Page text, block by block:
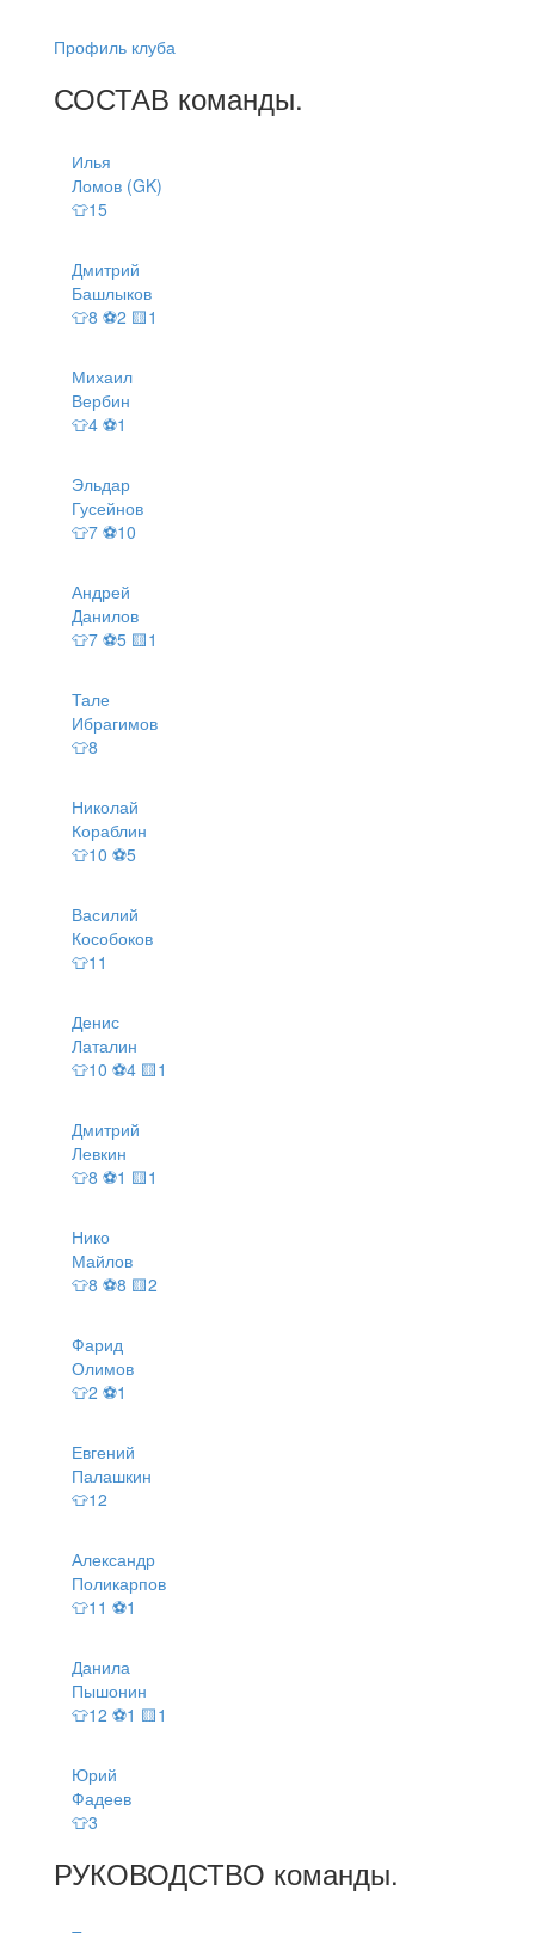
Профиль клуба
СОСТАВ команды.
Илья
Ломов (GK)
👕15
Дмитрий
Башлыков
👕8 ⚽2 🟨1
Михаил
Вербин
👕4 ⚽1
Эльдар
Гусейнов
👕7 ⚽10
Андрей
Данилов
👕7 ⚽5 🟨1
Тале
Ибрагимов
👕8
Николай
Кораблин
👕10 ⚽5
Василий
Кособоков
👕11
Денис
Латалин
👕10 ⚽4 🟨1
Дмитрий
Левкин
👕8 ⚽1 🟨1
Нико
Майлов
👕8 ⚽8 🟨2
Фарид
Олимов
👕2 ⚽1
Евгений
Палашкин
👕12
Александр
Поликарпов
👕11 ⚽1
Данила
Пышонин
👕12 ⚽1 🟨1
Юрий
Фадеев
👕3
РУКОВОДСТВО команды.